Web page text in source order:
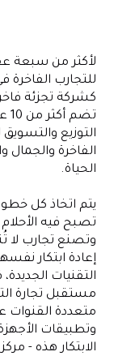
لأكثر من سبعة
للتجارب
كشركة تجزئة
الفاخرة
الحياة.
يتم اتخاذ كل
تصبح فيه
وتصنع تجارب لا
إعادة ابتكار نفسها
التقنيات
مستقبل تجارة
الابتكار هذه -